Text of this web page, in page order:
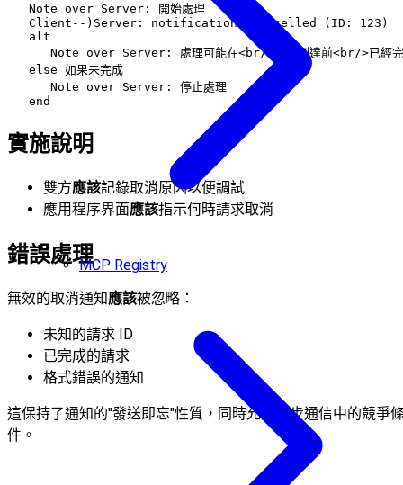
MCP Registry
   Note over Server: 開始處理
   Client--)Server: notifications/cancelled (ID: 123)
   alt
Note over Server: 處理可能在<br/>取消到達前<br/>已經
   else 如果未完成
      Note over Server: 停止處理
實施說明
雙方應該記錄取消原因以便調試
應用程序界面應該指示何時請求取消
錯誤處理
無效的取消通知應該被忽略：
未知的請求 ID
已完成的請求
格式錯誤的通知
這保持了通知的"發送即忘"性質，同時允許異步通信中的競爭
件。